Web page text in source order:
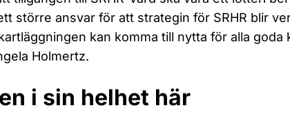
större ansvar för att strategin för SRHR blir
kan komma till nytta för alla goda
Holmertz.
i sin helhet här